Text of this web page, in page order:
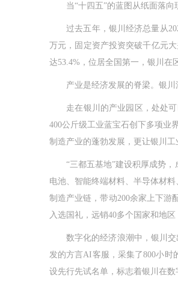
当“十四五”的蓝图从纸面落向现
过去五年，银川经济总量从
万元，固定资产投资突破千亿元
达53.4%，位居全国第一，银川在
产业是经济发展的脊梁。银川深
走在银川的产业园区，处处可
400公斤级工业蓝宝石创下多项业
制造产业的蓬勃发展，更让银川工
“三都五基地”建设积厚成势，成
电池、智能终端材料、半导体材
制造产业链，带动200余家上下游
入选国礼，远销40多个国家和地
数字化的经济浪潮中，银川交出
发的方言AI客服，采集了800小
设先行先试名单，标志着银川在数